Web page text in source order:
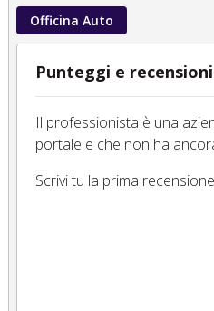
Officina Auto
Punteggi e recensioni
Il professionista è una
portale e che non ha
Scrivi tu la prima